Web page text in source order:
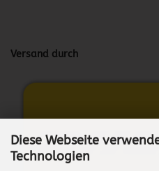
Diese Webseite
Technologien
Versand durch